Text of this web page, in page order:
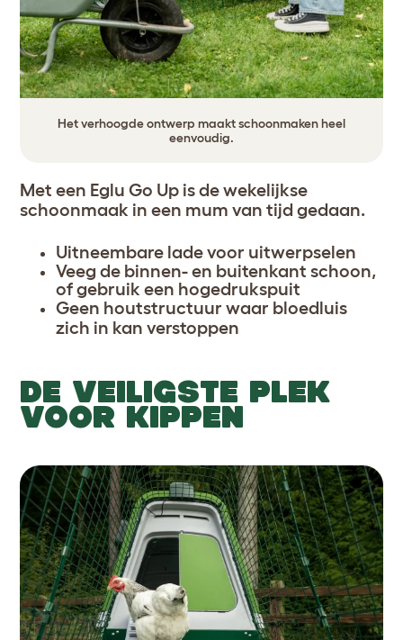
Het verhoogde ontwerp maakt schoonmaken heel
eenvoudig.
Met een Eglu Go Up is de wekelijkse
schoonmaak in een mum van tijd gedaan.
Uitneembare lade voor uitwerpselen
Veeg de binnen- en buitenkant schoon,
of gebruik een hogedrukspuit
Geen houtstructuur waar bloedluis
zich in kan verstoppen
DE VEILIGSTE PLEK
VOOR KIPPEN